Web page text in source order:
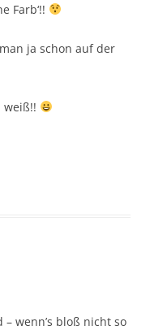
Farb‘!!
ja schon auf der
weiß!!
wenn’s bloß nicht so